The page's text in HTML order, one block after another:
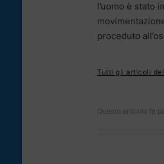
l’uomo è stato
proceduto
Tutti gli articoli
Questo articolo fa